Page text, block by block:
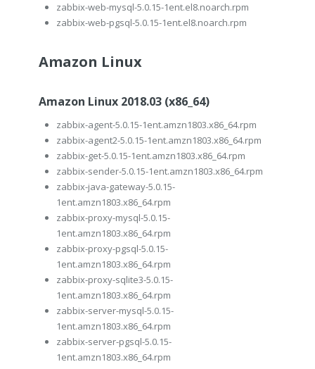
zabbix-web-mysql-5.0.15-1ent.el8.noarch.rpm
zabbix-web-pgsql-5.0.15-1ent.el8.noarch.rpm
Amazon Linux
Amazon Linux 2018.03 (x86_64)
zabbix-agent-5.0.15-1ent.amzn1803.x86_64.rpm
zabbix-agent2-5.0.15-1ent.amzn1803.x86_64.rpm
zabbix-get-5.0.15-1ent.amzn1803.x86_64.rpm
zabbix-sender-5.0.15-1ent.amzn1803.x86_64.rpm
zabbix-java-gateway-5.0.15-
1ent.amzn1803.x86_64.rpm
zabbix-proxy-mysql-5.0.15-
1ent.amzn1803.x86_64.rpm
zabbix-proxy-pgsql-5.0.15-
1ent.amzn1803.x86_64.rpm
zabbix-proxy-sqlite3-5.0.15-
1ent.amzn1803.x86_64.rpm
zabbix-server-mysql-5.0.15-
1ent.amzn1803.x86_64.rpm
zabbix-server-pgsql-5.0.15-
1ent.amzn1803.x86_64.rpm